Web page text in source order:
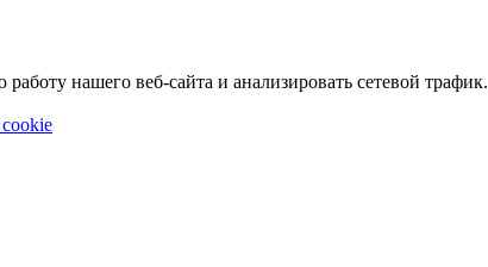
нашего веб-сайта и анализировать сетевой трафик.